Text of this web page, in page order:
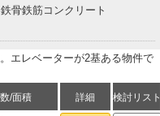
鉄骨鉄筋コンクリート
エレベーターが2基ある物件で
/面積 詳細 検討リスト